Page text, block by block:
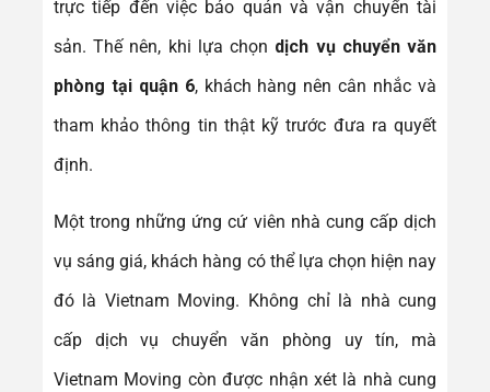
trực tiếp đến việc bảo quản và vận chuyển tài
sản. Thế nên, khi lựa chọn dịch vụ chuyển văn
phòng tại quận 6, khách hàng nên cân nhắc và
tham khảo thông tin thật kỹ trước đưa ra quyết
định.
Một trong những ứng cứ viên nhà cung cấp dịch
vụ sáng giá, khách hàng có thể lựa chọn hiện nay
đó là Vietnam Moving. Không chỉ là nhà cung
cấp dịch vụ chuyển văn phòng uy tín, mà
Vietnam Moving còn được nhận xét là nhà cung